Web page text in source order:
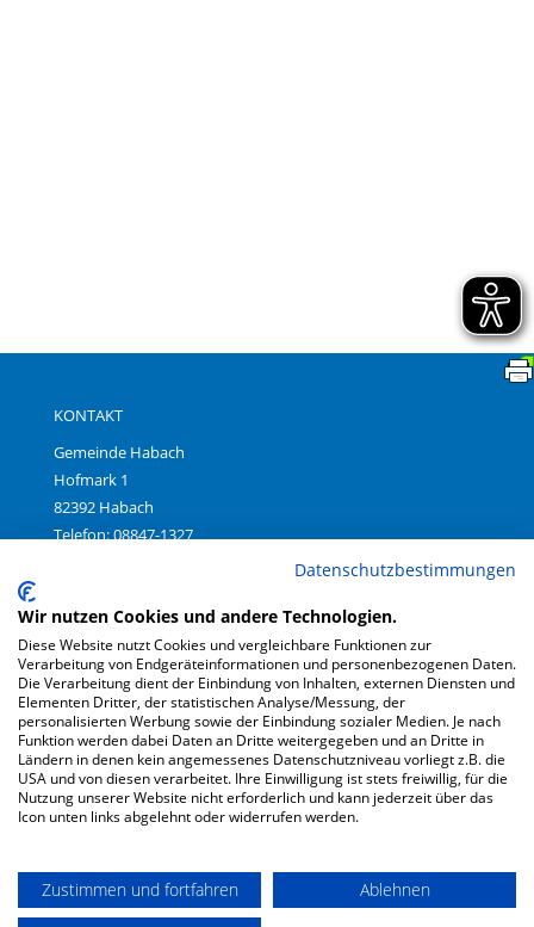
KONTAKT
Gemeinde Habach
Hofmark 1
82392 Habach
Telefon: 08847-1327
Impressum |
Datenschutz|
Barrierefreiheit
Anreise
Datenschutzbestimmungen
Wir nutzen Cookies und andere Technologien.
Diese Website nutzt Cookies und vergleichbare Funktionen zur
Verarbeitung von Endgeräteinformationen und personenbezogenen Daten.
Die Verarbeitung dient der Einbindung von Inhalten, externen Diensten und
Elementen Dritter, der statistischen Analyse/Messung, der
personalisierten Werbung sowie der Einbindung sozialer Medien. Je nach
Funktion werden dabei Daten an Dritte weitergegeben und an Dritte in
Ländern in denen kein angemessenes Datenschutzniveau vorliegt z.B. die
USA und von diesen verarbeitet. Ihre Einwilligung ist stets freiwillig, für die
Nutzung unserer Website nicht erforderlich und kann jederzeit über das
Icon unten links abgelehnt oder widerrufen werden.
Zustimmen und fortfahren
Ablehnen